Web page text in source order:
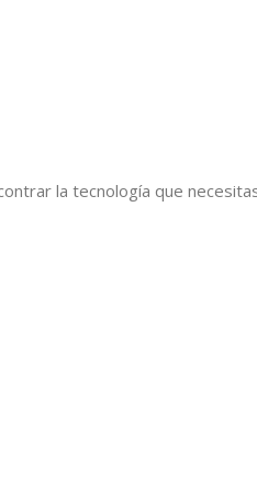
la tecnología que